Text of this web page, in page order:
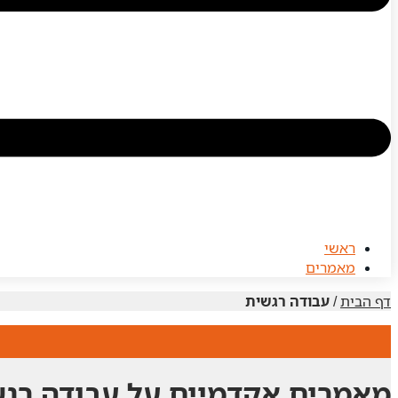
ראשי
מאמרים
דף הבית/עבודה רגשית